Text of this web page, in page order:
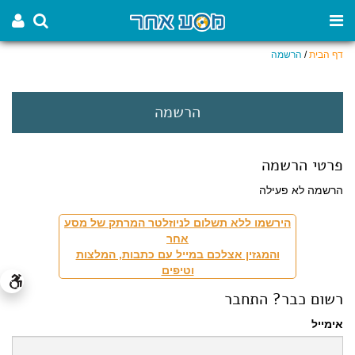
דף הבית/ הרשמה
הרשמה
פרטי הרשמה
הרשמה לא פעילה
הירשמו ללא תשלום לניוזלטר המרתק של מסע
אחר
והמגזין אצלכם במייל עם כתבות, המלצות
וטיפים
רשום כבר? התחבר
אימייל